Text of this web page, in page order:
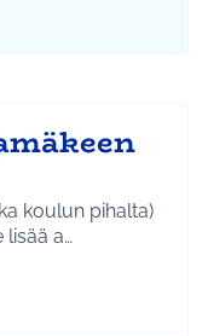
koulun pihalta)
lisää a…
Ympäristö